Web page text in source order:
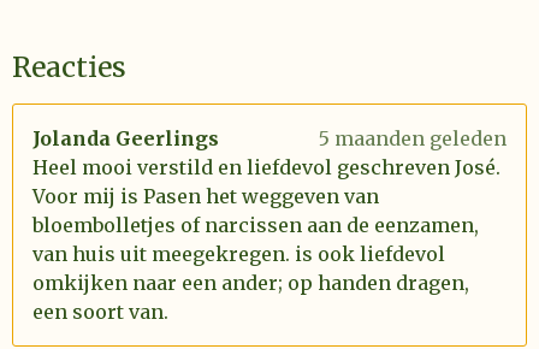
Reacties
Jolanda Geerlings
5 maanden geleden
Heel mooi verstild en liefdevol geschreven José.
Voor mij is Pasen het weggeven van
bloembolletjes of narcissen aan de eenzamen,
van huis uit meegekregen. is ook liefdevol
omkijken naar een ander; op handen dragen,
een soort van.